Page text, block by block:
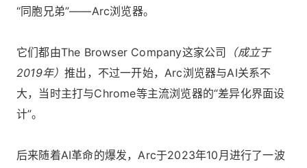
“同胞兄弟”——Arc浏览器。
它们都由The Browser Company这家公司
（成立于
2019年）推出，不过一开始，Arc浏览器与AI关系不
大，当时主打与Chrome等主流浏览器的“差异化界面设
计”。
后来随着AI革命的爆发，Arc于2023年10月进行了一波